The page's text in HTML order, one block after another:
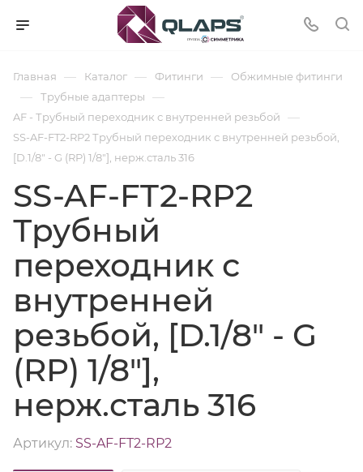
Главная — Каталог — Фитинги — Обжимные фитинги
— Трубные адаптеры —
AF - Трубный переходник с внутренней резьбой —
SS-AF-FT2-RP2 Трубный переходник с внутренней резьбой,
[D.1/8" - G (RP) 1/8"], нерж.сталь 316
SS-AF-FT2-RP2
Трубный
переходник с
внутренней
резьбой, [D.1/8" - G
(RP) 1/8"],
нерж.сталь 316
Артикул: SS-AF-FT2-RP2